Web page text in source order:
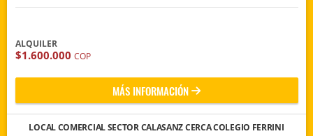
ALQUILER
$1.600.000 COP
MÁS INFORMACIÓN
LOCAL COMERCIAL SECTOR CALASANZ CERCA COLEGIO FERRINI